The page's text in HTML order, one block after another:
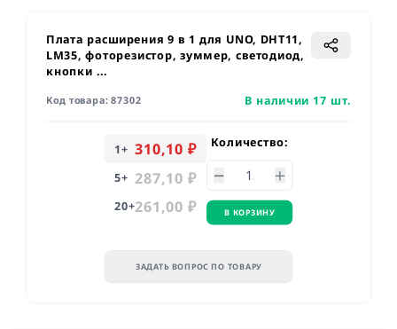
Плата расширения 9 в 1 для UNO, DHT11,
LM35, фоторезистор, зуммер, светодиод,
кнопки ...
Код товара:87302 В наличии 17 шт.
1+ 310,10 ₽
5+ 287,10 ₽
20+261,00 ₽
Количество:
В КОРЗИНУ
ЗАДАТЬ ВОПРОС ПО ТОВАРУ